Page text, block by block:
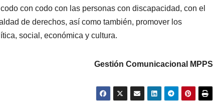
con codo con las personas con discapacidad, con el
de derechos, así como también, promover los
social, económica y cultura.
Gestión Comunicacional MPPS